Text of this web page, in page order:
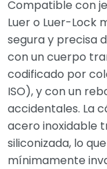
Compatible con
Luer o Luer-Lock
segura y precisa
con un cuerpo
codificado por
ISO), y con un
accidentales. La
acero inoxidable
siliconizada, lo
mínimamente